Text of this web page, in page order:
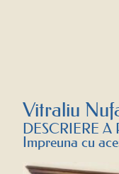
Vitraliu
DESCRIERE A
Impreuna cu